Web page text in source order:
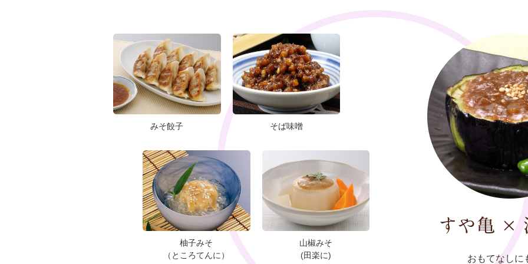
おもてなしに
みそ餃子 そば味噌
柚子みそ
（ところてんに）
山椒みそ
(田楽に)